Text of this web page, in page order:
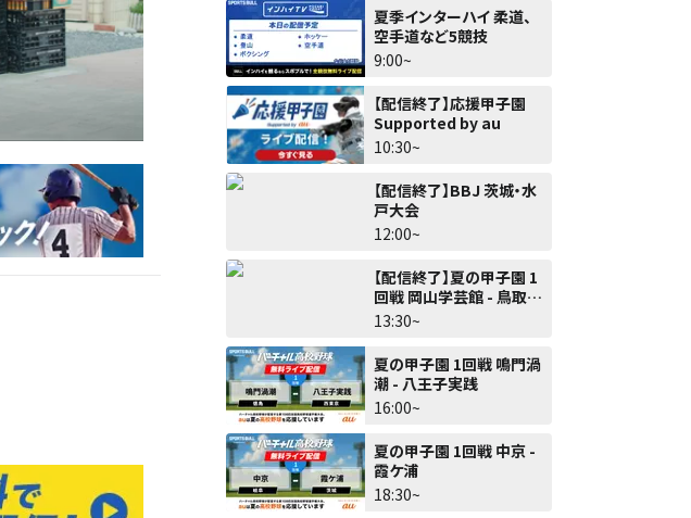
夏季インターハイ 柔道、
空手道など5競技
9:00~
【配信終了】応援甲子園
Supported by au
10:30~
【配信終了】BBJ 茨城・水
戸大会
12:00~
【配信終了】夏の甲子園 1
回戦 岡山学芸館 - 鳥取城
北
13:30~
夏の甲子園 1回戦 鳴門渦
潮 - 八王子実践
16:00~
夏の甲子園 1回戦 中京 -
霞ケ浦
18:30~